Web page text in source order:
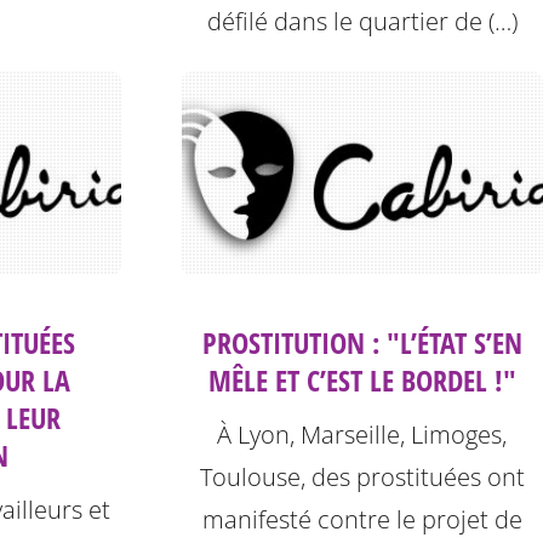
défilé dans le quartier de (…)
LA
et
PROSTITUTION : "L’ÉTAT S’EN
MÊLE ET C’EST LE BORDEL !"
À Lyon, Marseille, Limoges,
Toulouse, des prostituées ont
manifesté contre le projet de